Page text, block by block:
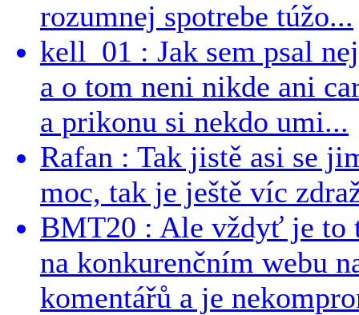
rozumnej spotrebe túžo...
kell_01 : Jak sem psal
a o tom neni nikde ani
a prikonu si nekdo umi...
Rafan : Tak jistě asi se
moc, tak je ještě víc
BMT20 : Ale vždyť je to
na konkurenčním webu
komentářů a je